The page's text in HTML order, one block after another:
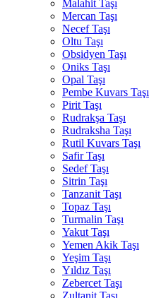
Malahit Taşı
Mercan Taşı
Necef Taşı
Oltu Taşı
Obsidyen Taşı
Oniks Taşı
Opal Taşı
Pembe Kuvars Taşı
Pirit Taşı
Rudrakşa Taşı
Rudraksha Taşı
Rutil Kuvars Taşı
Safir Taşı
Sedef Taşı
Sitrin Taşı
Tanzanit Taşı
Topaz Taşı
Turmalin Taşı
Yakut Taşı
Yemen Akik Taşı
Yeşim Taşı
Yıldız Taşı
Zebercet Taşı
Zultanit Taşı